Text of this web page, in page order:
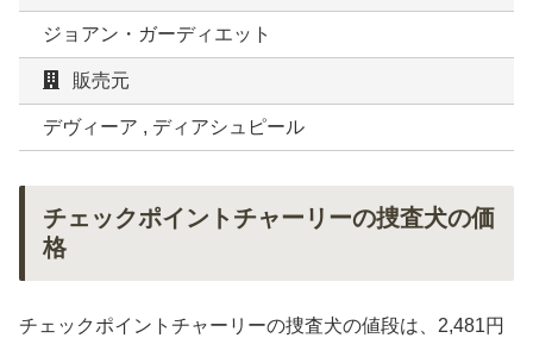
ジョアン・ガーディエット
販売元
デヴィーア , ディアシュピール
チェックポイントチャーリーの捜査犬の価
格
チェックポイントチャーリーの捜査犬の値段は、2,481円